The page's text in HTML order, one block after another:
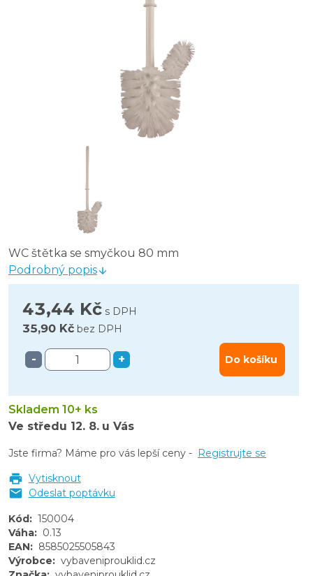
WC štětka se smyčkou 80 mm
Podrobný popis
43,44 Kč s DPH
35,90 Kč bez DPH
- + Do košíku
Skladem 10+ ks
Ve středu 12. 8. u Vás
Jste firma? Máme pro vás lepší ceny - Registrujte se
Vytisknout
Odeslat poptávku
Kód: 150004
Váha: 0.13
EAN: 8585025505843
Výrobce: vybaveniprouklid.cz